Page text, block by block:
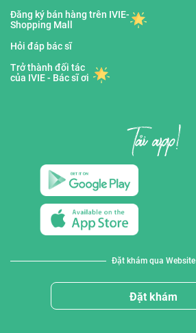
Đăng ký bán hàng trên IVIE-
Shopping Mall
Hỏi đáp bác sĩ
Trở thành đối tác
của IVIE - Bác sĩ ơi
Đặt khám qua Website
Đặt khám